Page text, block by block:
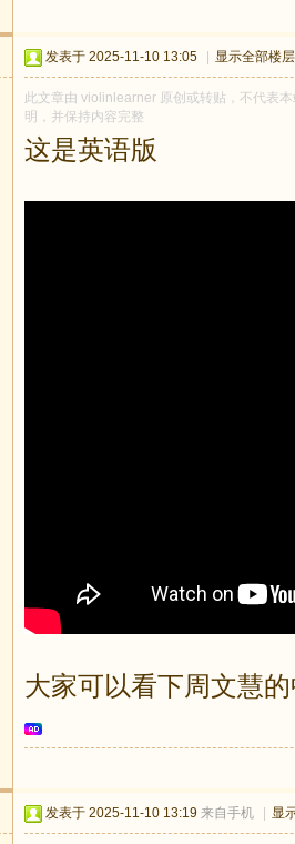
发表于 2025-11-10 13:05 显示全部楼层
此文章由 violinlearner 原创或转贴，不代表
明，并保持内容完整
这是英语版
大家可以看下周文慧
发表于 2025-11-10 13:19 来自手机 显